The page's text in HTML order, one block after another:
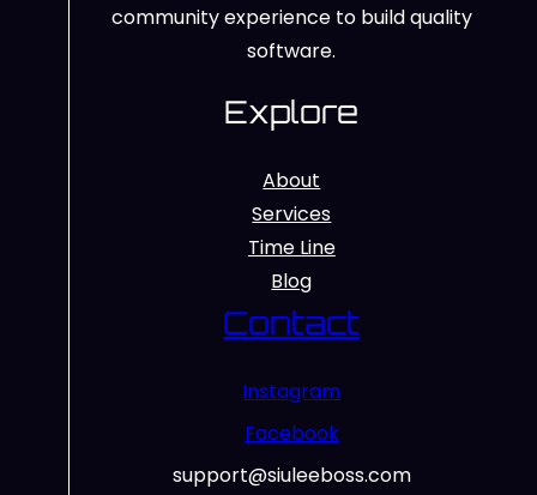
community experience to build quality
software.
Explore
About
Services
Time Line
Blog
Contact
Instagram
Facebook
support@siuleeboss.com